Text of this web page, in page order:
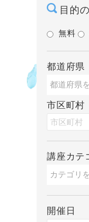
目的
無料
都道府県
市区町村
講座カテ
開催日